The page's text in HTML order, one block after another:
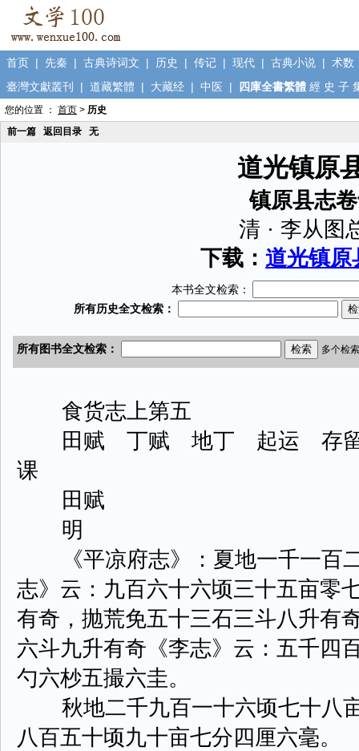
首页 | 先秦 | 古典诗词文 | 历史 | 传记 | 现代 | 古典小说 | 术数
臺灣文獻叢刊
| 道藏繁體 | 大藏经 | 中医 | 四庫全書繁體 經 史 子
您的位置 ： 首页 > 历史
前一篇
返回目录 无
道光镇原
镇原县志
清 · 李从图
下载： 道光镇
本书全文检索：
食货志上第五
田赋 丁赋 地丁 起运 存
课
田赋
明
《平凉府志》：夏地一千一百
志》云：九百六十六顷三十五亩零
有奇，抛荒免五十三石三斗八升有
六斗九升有奇《李志》云：五千四
勺六杪五撮六圭。
秋地二千九百一十六顷七十八
八百五十顷九十亩七分四厘六毫。